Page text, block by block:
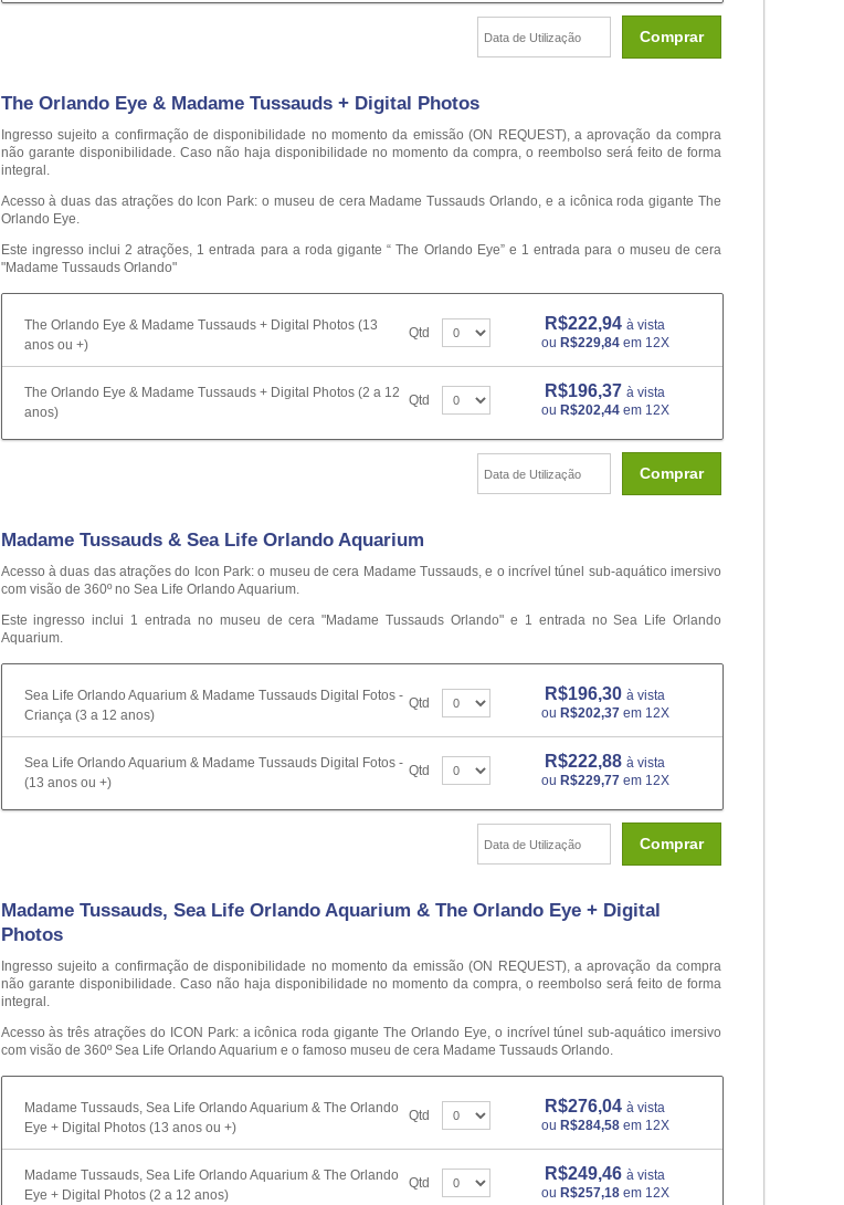
Comprar
The Orlando Eye & Madame Tussauds + Digital Photos
Ingresso sujeito a confirmação de disponibilidade no momento da emissão (ON REQUEST), a aprovação da compra
não garante disponibilidade. Caso não haja disponibilidade no momento da compra, o reembolso será feito de forma
integral.
Acesso à duas das atrações do Icon Park: o museu de cera Madame Tussauds Orlando, e a icônica roda gigante The
Orlando Eye.
Este ingresso inclui 2 atrações, 1 entrada para a roda gigante “ The Orlando Eye” e 1 entrada para o museu de cera
"Madame Tussauds Orlando"
The Orlando Eye & Madame Tussauds + Digital Photos (13
anos ou +)
Qtd R$222,94à vista
ou R$229,84em 12X
The Orlando Eye & Madame Tussauds + Digital Photos (2 a 12
anos)
Qtd R$196,37à vista
ou R$202,44em 12X
Comprar
Madame Tussauds & Sea Life Orlando Aquarium
Acesso à duas das atrações do Icon Park: o museu de cera Madame Tussauds, e o incrível túnel sub-aquático imersivo
com visão de 360º no Sea Life Orlando Aquarium.
Este ingresso inclui 1 entrada no museu de cera "Madame Tussauds Orlando" e 1 entrada no Sea Life Orlando
Aquarium.
Sea Life Orlando Aquarium & Madame Tussauds Digital Fotos -
Criança (3 a 12 anos)
Qtd R$196,30à vista
ou R$202,37em 12X
Sea Life Orlando Aquarium & Madame Tussauds Digital Fotos -
(13 anos ou +)
Qtd R$222,88à vista
ou R$229,77em 12X
Comprar
Madame Tussauds, Sea Life Orlando Aquarium & The Orlando Eye + Digital
Photos
Ingresso sujeito a confirmação de disponibilidade no momento da emissão (ON REQUEST), a aprovação da compra
não garante disponibilidade. Caso não haja disponibilidade no momento da compra, o reembolso será feito de forma
integral.
Acesso às três atrações do ICON Park: a icônica roda gigante The Orlando Eye, o incrível túnel sub-aquático imersivo
com visão de 360º Sea Life Orlando Aquarium e o famoso museu de cera Madame Tussauds Orlando.
Madame Tussauds, Sea Life Orlando Aquarium & The Orlando
Eye + Digital Photos (13 anos ou +)
Qtd R$276,04à vista
ou R$284,58em 12X
Madame Tussauds, Sea Life Orlando Aquarium & The Orlando
Eye + Digital Photos (2 a 12 anos)
Qtd R$249,46à vista
ou R$257,18em 12X